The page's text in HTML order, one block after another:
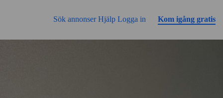
Sök annonserHjälp Logga in Kom igång gratis